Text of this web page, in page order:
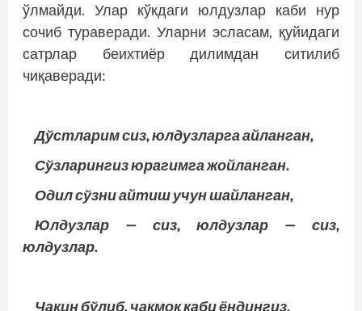
ўлмайди. Улар кўкдаги юлдузлар каби нур
сочиб тураверади. Уларни эсласам, қуйидаги
сатрлар беихтиёр дилимдан ситилиб
чиқаверади:
Дўстларим сиз, юлдузларга айланган,
Сўзларингиз юрагимга жойланган.
Одил сўзни айтиш учун шайланган,
Юлдузлар — сиз, юлдузлар — сиз,
юлдузлар.
Чақин бўлиб, чақмоқ каби ёндингиз,